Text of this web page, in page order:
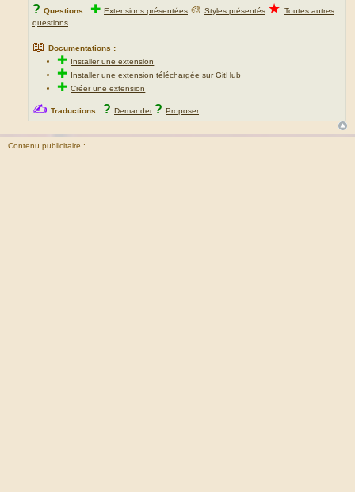
? Questions : ✚ Extensions présentées 🎨 Styles présentés ★ Toutes autres
questions
📖 Documentations :
✚ Installer une extension
✚ Installer une extension téléchargée sur GitHub
✚Créer une extension
✍ Traductions : ? Demander ? Proposer
Contenu publicitaire :